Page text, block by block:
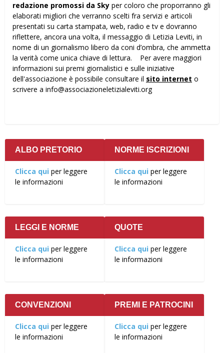
redazione promossi da Sky per coloro che proporranno gli
elaborati migliori che verranno scelti fra servizi e articoli
presentati su carta stampata, web, radio e tv e dovranno
riflettere, ancora una volta, il messaggio di Letizia Leviti, in
nome di un giornalismo libero da coni d’ombra, che ammetta
la verità come unica chiave di lettura. Per avere maggiori
informazioni sui premi giornalistici e sulle iniziative
dell'associazione è possibile consultare il sito internet o
scrivere a info@associazioneletizialeviti.org
ALBO PRETORIO
Clicca qui per leggere
le informazioni
NORME ISCRIZIONI
Clicca qui per leggere
le informazioni
LEGGI E NORME
Clicca qui per leggere
le informazioni
QUOTE
Clicca qui per leggere
le informazioni
CONVENZIONI
Clicca qui per leggere
le informazioni
PREMI E PATROCINI
Clicca qui per leggere
le informazioni